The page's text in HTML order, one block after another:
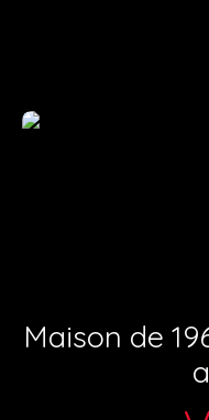
Maison de